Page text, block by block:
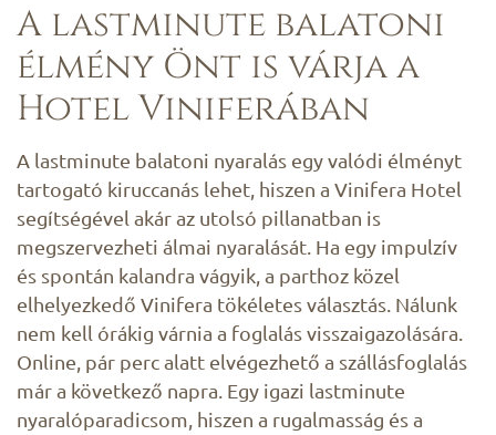
A lastminute balatoni
élmény Önt is várja a
Hotel Viniferában
A lastminute balatoni nyaralás egy valódi élményt
tartogató kiruccanás lehet, hiszen a Vinifera Hotel
segítségével akár az utolsó pillanatban is
megszervezheti álmai nyaralását. Ha egy impulzív
és spontán kalandra vágyik, a parthoz közel
elhelyezkedő Vinifera tökéletes választás. Nálunk
nem kell órákig várnia a foglalás visszaigazolására.
Online, pár perc alatt elvégezhető a szállásfoglalás
már a következő napra. Egy igazi lastminute
nyaralóparadicsom, hiszen a rugalmasság és a